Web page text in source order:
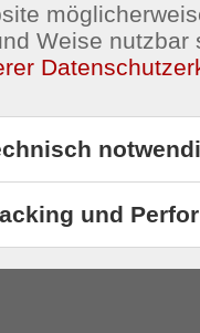
Weise nutzbar
und